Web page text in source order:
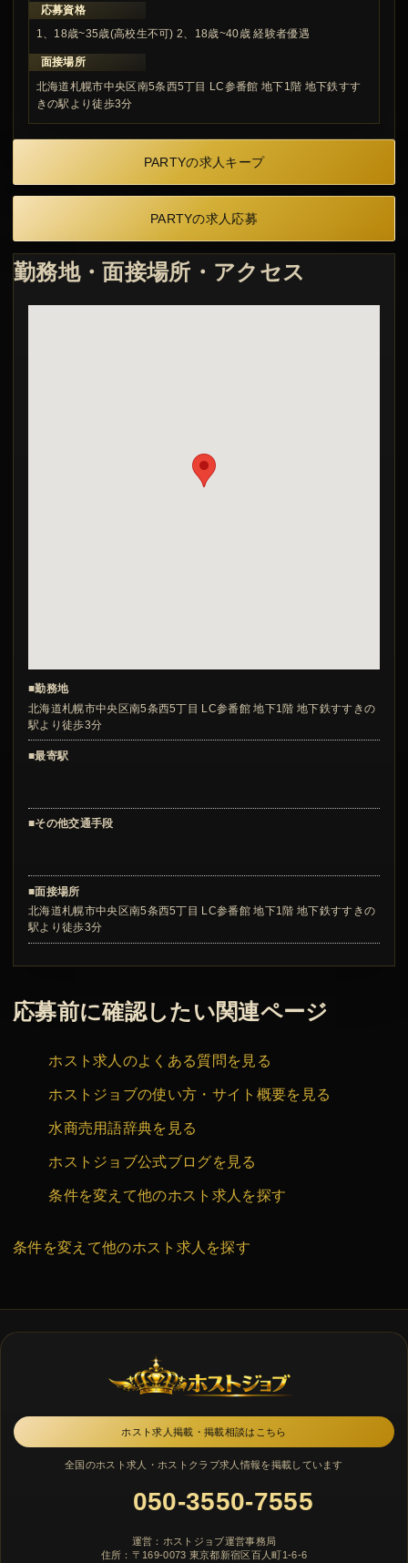
応募資格
1、18歳~35歳(高校生不可) 2、18歳~40歳 経験者優遇
面接場所
北海道札幌市中央区南5条西5丁目 LC参番館 地下1階 地下鉄すす
きの駅より徒歩3分
PARTYの求人キープ
PARTYの求人応募
勤務地・面接場所・アクセス
■勤務地
北海道札幌市中央区南5条西5丁目 LC参番館 地下1階 地下鉄すすきの
駅より徒歩3分
■最寄駅
■その他交通手段
■面接場所
北海道札幌市中央区南5条西5丁目 LC参番館 地下1階 地下鉄すすきの
駅より徒歩3分
応募前に確認したい関連ページ
ホスト求人のよくある質問を見る
ホストジョブの使い方・サイト概要を見る
水商売用語辞典を見る
ホストジョブ公式ブログを見る
条件を変えて他のホスト求人を探す
条件を変えて他のホスト求人を探す
ホスト求人掲載・掲載相談はこちら
全国のホスト求人・ホストクラブ求人情報を掲載しています
050-3550-7555
運営：ホストジョブ運営事務局
住所：〒169-0073 東京都新宿区百人町1-6-6